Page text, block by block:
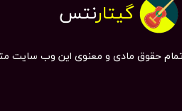
حقوق مادی و معنوی این وب سایت
گیتارنتس